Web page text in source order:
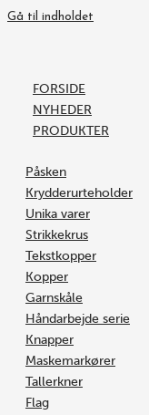
Gå til indholdet
FORSIDE
NYHEDER
PRODUKTER
Påsken
Krydderurteholder
Unika varer
Strikkekrus
Tekstkopper
Kopper
Garnskåle
Håndarbejde serie
Knapper
Maskemarkører
Tallerkner
Flag